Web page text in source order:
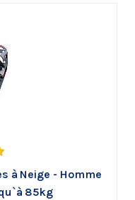
à Neige - Homme
85kg